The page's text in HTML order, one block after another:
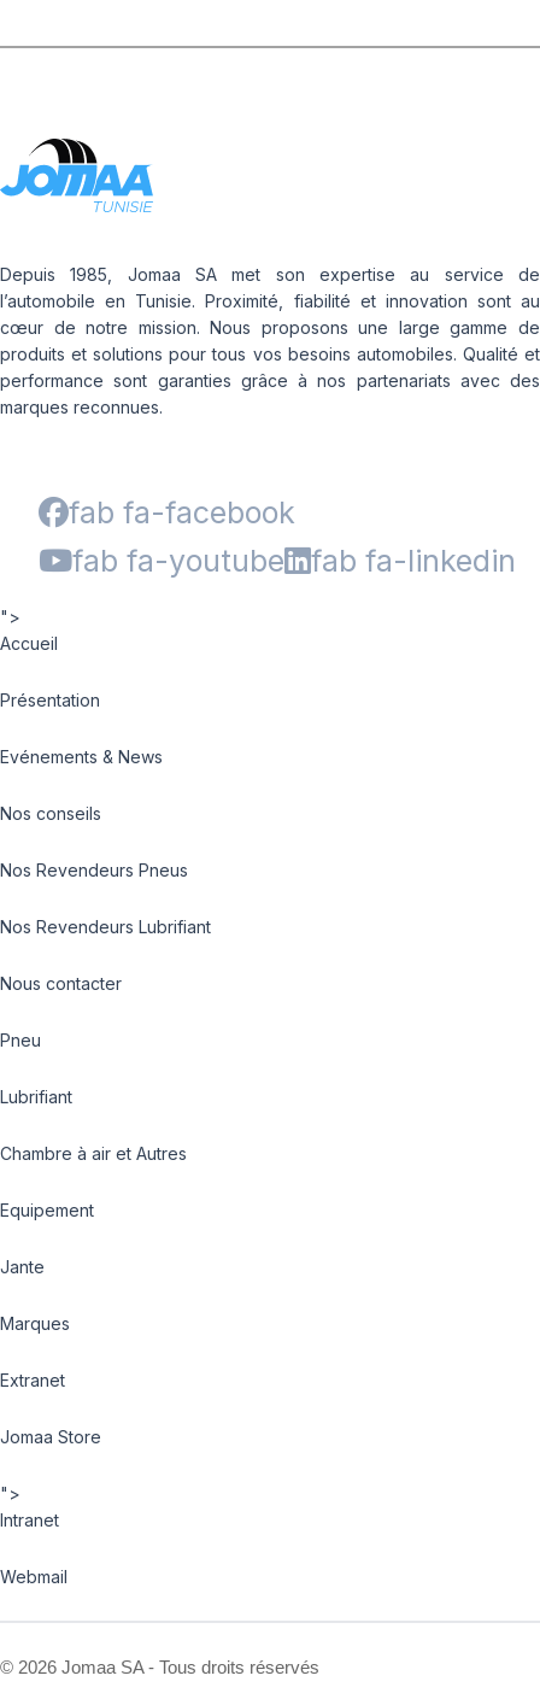
Depuis 1985, Jomaa SA met son expertise au service de
l’automobile en Tunisie. Proximité, fiabilité et innovation sont au
cœur de notre mission. Nous proposons une large gamme de
produits et solutions pour tous vos besoins automobiles. Qualité et
performance sont garanties grâce à nos partenariats avec des
marques reconnues.
fab fa-facebook
fab fa-youtube
fab fa-linkedin
">
Accueil
Présentation
Evénements & News
Nos conseils
Nos Revendeurs Pneus
Nos Revendeurs Lubrifiant
Nous contacter
Pneu
Lubrifiant
Chambre à air et Autres
Equipement
Jante
Marques
Extranet
Jomaa Store
">
Intranet
Webmail
© 2026 Jomaa SA - Tous droits réservés